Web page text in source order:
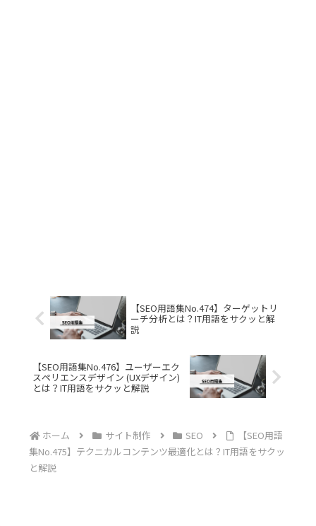
【SEO用語集No.474】ターゲットリ
ーチ分析とは？IT用語をサクッと解
説
【SEO用語集No.476】ユーザーエク
スペリエンスデザイン (UXデザイン)
とは？IT用語をサクッと解説
ホーム サイト制作 SEO
【SEO用語
集No.475】テクニカルコンテンツ最適化とは？IT用語をサクッ
と解説